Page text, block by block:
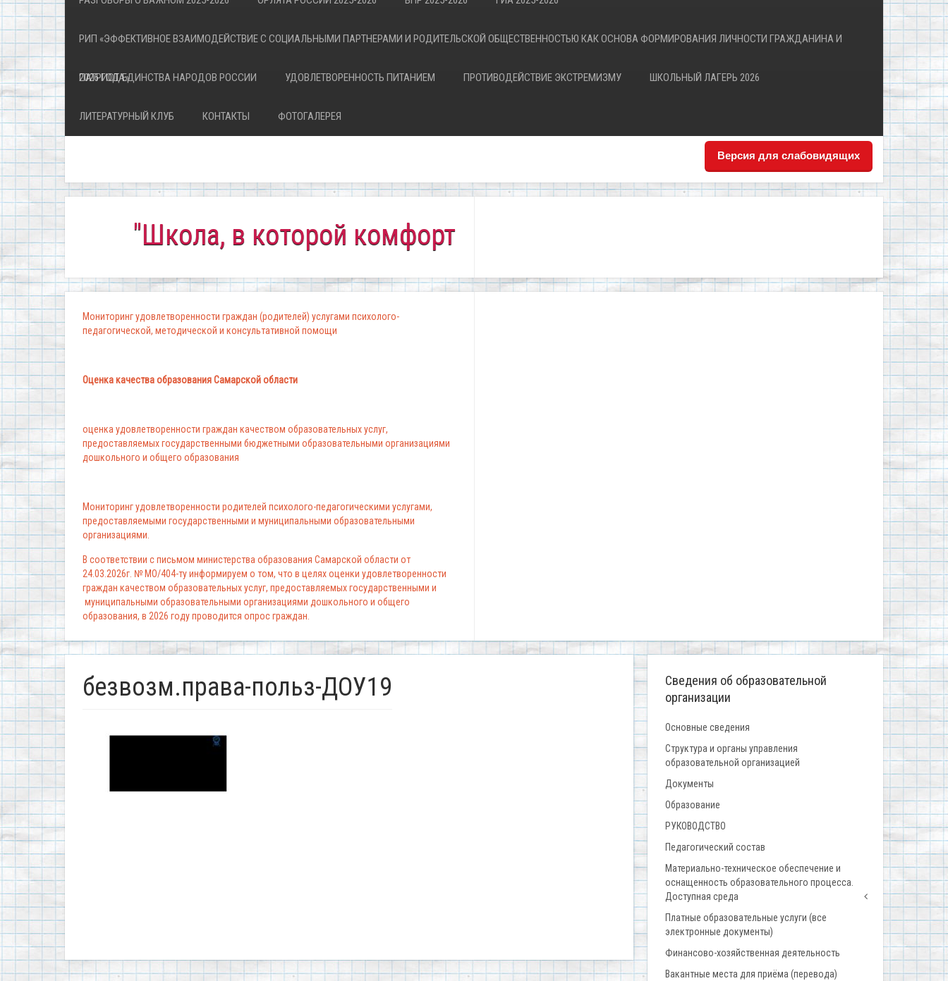
РИП «ЭФФЕКТИВНОЕ ВЗАИМОДЕЙСТВИЕ С СОЦИАЛЬНЫМИ ПАРТНЕРАМИ И РОДИТЕЛЬСКОЙ ОБЩЕСТВЕННОСТЬЮ КАК ОСНОВА ФОРМИРОВАНИЯ ЛИЧНОСТИ ГРАЖДАНИНА И
ПАТРИОТА»
2026 ГОД ЕДИНСТВА НАРОДОВ РОССИИ УДОВЛЕТВОРЕННОСТЬ ПИТАНИЕМ ПРОТИВОДЕЙСТВИЕ ЭКСТРЕМИЗМУ ШКОЛЬНЫЙ ЛАГЕРЬ 2026
ЛИТЕРАТУРНЫЙ КЛУБ КОНТАКТЫ ФОТОГАЛЕРЕЯ
Версия для слабовидящих
"Школа, в которой комфортно всем!"
Мониторинг удовлетворенности граждан (родителей) услугами психолого-
педагогической, методической и консультативной помощи
Оценка качества образования Самарской области
оценка удовлетворенности граждан качеством образовательных услуг,
предоставляемых государственными бюджетными образовательными организациями
дошкольного и общего образования
Мониторинг удовлетворенности родителей психолого-педагогическими услугами,
предоставляемыми государственными и муниципальными образовательными
организациями.
В соответствии с письмом министерства образования Самарской области от
24.03.2026г. № МО/404-ту информируем о том, что в целях оценки удовлетворенности
граждан качеством образовательных услуг, предоставляемых государственными и
муниципальными образовательными организациями дошкольного и общего
образования, в 2026 году проводится опрос граждан.
безвозм.права-польз-ДОУ19
Сведения об образовательной
организации
Основные сведения
Структура и органы управления
образовательной организацией
Документы
Образование
РУКОВОДСТВО
Педагогический состав
Материально-техническое обеспечение и
оснащенность образовательного процесса.
Доступная среда
Платные образовательные услуги (все
электронные документы)
Финансово-хозяйственная деятельность
Вакантные места для приёма (перевода)